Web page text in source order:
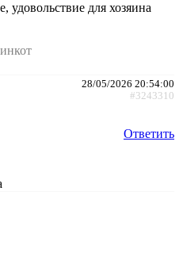
для хозяина
28/05/2026 20:54:00
#3243310
Ответить